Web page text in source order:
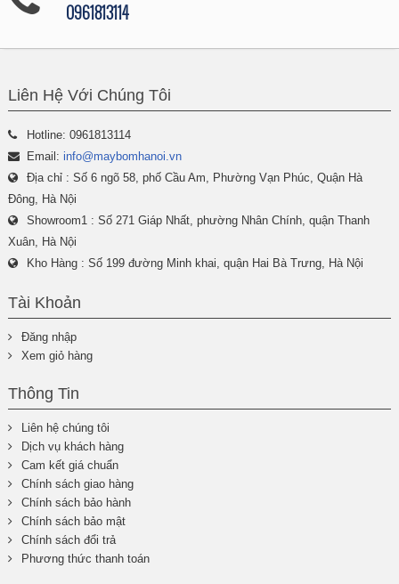
0961813114
Liên Hệ Với Chúng Tôi
Hotline: 0961813114
Email: info@maybomhanoi.vn
Địa chỉ : Số 6 ngõ 58, phố Cầu Am, Phường Vạn Phúc, Quận Hà
Đông, Hà Nội
Showroom1 : Số 271 Giáp Nhất, phường Nhân Chính, quận Thanh
Xuân, Hà Nội
Kho Hàng : Số 199 đường Minh khai, quận Hai Bà Trưng, Hà Nội
Tài Khoản
Đăng nhập
Xem giỏ hàng
Thông Tin
Liên hệ chúng tôi
Dịch vụ khách hàng
Cam kết giá chuẩn
Chính sách giao hàng
Chính sách bảo hành
Chính sách bảo mật
Chính sách đổi trả
Phương thức thanh toán